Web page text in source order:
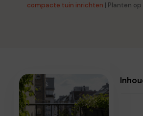
compacte tuin inrichten | Planten op